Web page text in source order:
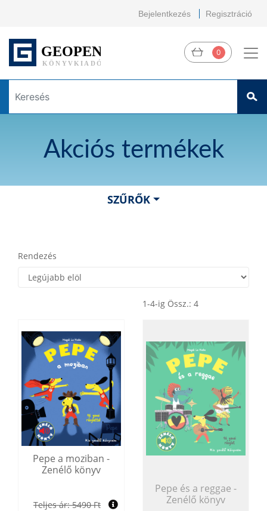
Bejelentkezés Regisztráció
0
Akciós termékek
SZŰRŐK
Rendezés
1-4-ig Össz.: 4
Pepe a moziban -
Zenélő könyv
Teljes ár:5490 Ft
Pepe és a reggae -
Zenélő könyv